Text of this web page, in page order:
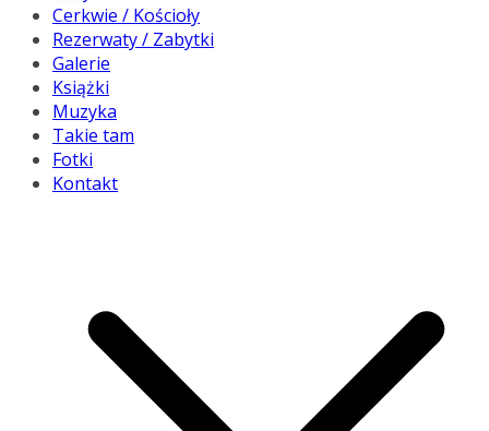
Cerkwie / Kościoły
Rezerwaty / Zabytki
Galerie
Książki
Muzyka
Takie tam
Fotki
Kontakt